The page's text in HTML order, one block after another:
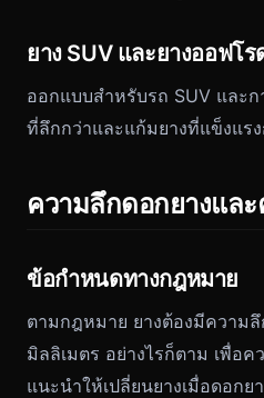
ยาง SUV และยางออฟโร
ออกแบบสำหรับรถ SUV และ
ที่ลึกกว่าและแก้มยางที่แข็งแร
ความลึกดอกยางแล
ข้อกำหนดทางกฎหมาย
ตามกฎหมาย ยางต้องมีความลึ
มิลลิเมตร อย่างไรก็ตาม เพื่อ
แนะนำให้เปลี่ยนยางเมื่อดอกย